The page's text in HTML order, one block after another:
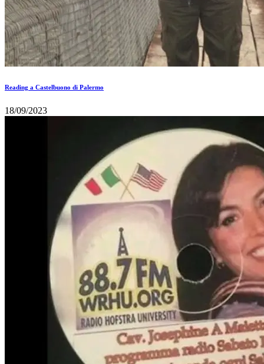
Reading a Castelbuono di Palermo
18/09/2023